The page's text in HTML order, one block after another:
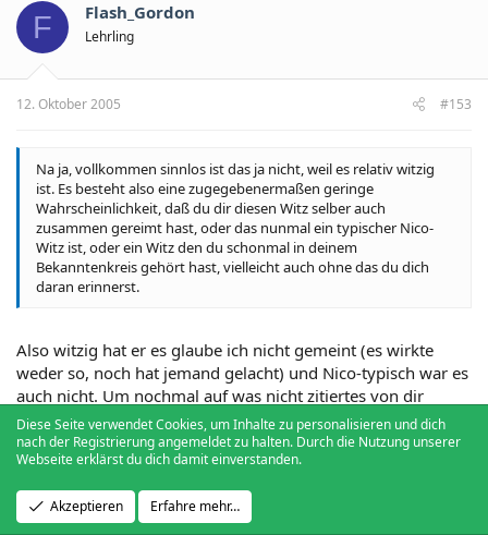
F Flash_Gordon
Lehrling
12. Oktober 2005 #153
Na ja, vollkommen sinnlos ist das ja nicht, weil es relativ witzig
ist. Es besteht also eine zugegebenermaßen geringe
Wahrscheinlichkeit, daß du dir diesen Witz selber auch
zusammen gereimt hast, oder das nunmal ein typischer Nico-
Witz ist, oder ein Witz den du schonmal in deinem
Bekanntenkreis gehört hast, vielleicht auch ohne das du dich
daran erinnerst.
Also witzig hat er es glaube ich nicht gemeint (es wirkte
weder so, noch hat jemand gelacht) und Nico-typisch war es
auch nicht. Um nochmal auf was nicht zitiertes von dir
einzugehen: Ja, bei HdR ist es nicht untypisch über Elben zu
reden, auch das wir auf Glorfindel zu sprechen kamen war
in diesem Fall nicht ganz außergewöhnlich. Allerdings hat
Glorfindel keinen Zwillingsbruder.
Diese Seite verwendet Cookies, um Inhalte zu personalisieren und dich
nach der Registrierung angemeldet zu halten. Durch die Nutzung unserer
Webseite erklärst du dich damit einverstanden.
Akzeptieren Erfahre mehr…